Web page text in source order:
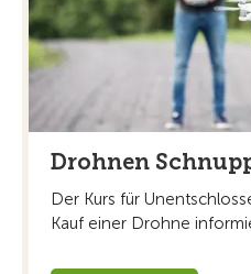
Drohnen
Der Kurs für
Kauf einer Drohne